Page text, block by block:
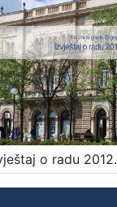
o radu 2012.